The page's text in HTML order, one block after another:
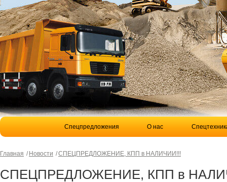
Спецпредложения О нас
Главная Новости СПЕЦПРЕДЛОЖЕНИЕ, КПП в НАЛИЧИИ!!!
СПЕЦПРЕДЛОЖЕНИЕ, КПП в